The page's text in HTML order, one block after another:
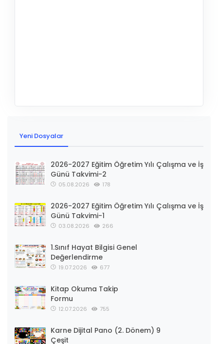
Yeni Dosyalar
2026-2027 Eğitim Öğretim Yılı Çalışma ve İş
Günü Takvimi-2
05.08.2026 178
2026-2027 Eğitim Öğretim Yılı Çalışma ve İş
Günü Takvimi-1
03.08.2026 266
1.Sınıf Hayat Bilgisi Genel
Değerlendirme
19.07.2026 677
Kitap Okuma Takip
Formu
12.07.2026 755
Karne Dijital Pano (2. Dönem) 9
Çeşit